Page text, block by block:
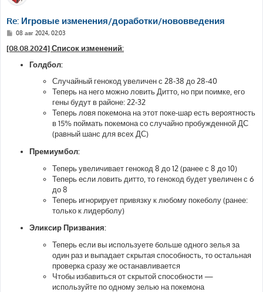
Re: Игровые изменения/доработки/нововведения
С
о
б
08 авг 2024, 02:03
[08.08.2024] Список изменений:
Голдбол:
Случайный генокод увеличен с 28-38 до 28-40
Теперь на него можно ловить Дитто, но при поимке, его
гены будут в районе: 22-32
Теперь ловя покемона на этот поке-шар есть вероятность
в 15% поймать покемона со случайно пробужденной ДС
(равный шанс для всех ДС)
Премиумбол:
Теперь увеличивает генокод 8 до 12 (ранее с 8 до 10)
Теперь если ловить дитто, то генокод будет увеличен с 6
до 8
Теперь игнорирует привязку к любому покеболу (ранее:
только к лидерболу)
Эликсир Призвания:
Теперь если вы используете больше одного зелья за
один раз и выпадает скрытая способность, то остальная
проверка сразу же останавливается
Чтобы избавиться от скрытой способности —
используйте по одному зелью на покемона